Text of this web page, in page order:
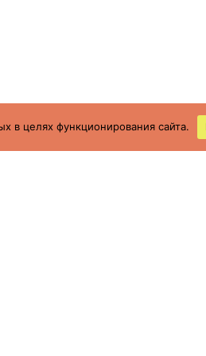
в целях функционирования сайта.